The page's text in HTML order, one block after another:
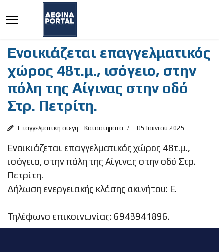
Ενοικιάζεται επαγγελματικός
χώρος 48τ.μ., ισόγειο, στην
πόλη της Αίγινας στην οδό
Στρ. Πετρίτη.
Επαγγελματική στέγη - Καταστήματα 05 Ιουνίου 2025
Ενοικιάζεται επαγγελματικός χώρος 48τ.μ.,
ισόγειο, στην πόλη της Αίγινας στην οδό Στρ.
Πετρίτη.
Δήλωση ενεργειακής κλάσης ακινήτου: Ε.
Τηλέφωνο επικοινωνίας: 6948941896.